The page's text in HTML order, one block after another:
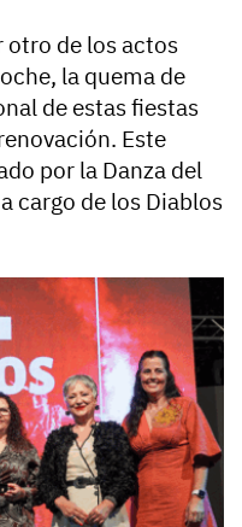
otro de los actos
la quema de
de estas fiestas
Este
por la Danza del
cargo de los Diablos